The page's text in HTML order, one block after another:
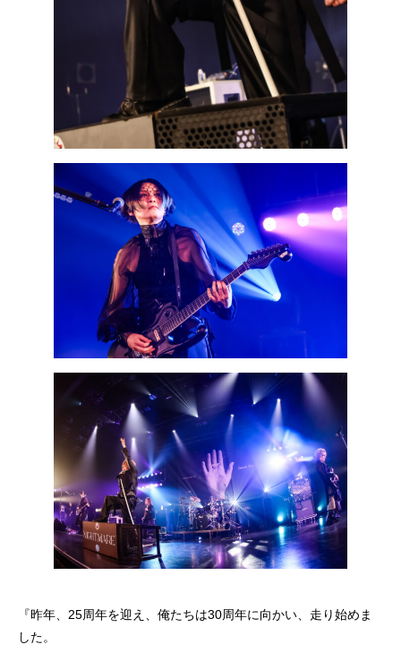
『昨年、25周年を迎え、俺たちは30周年に向かい、走り始めま
した。